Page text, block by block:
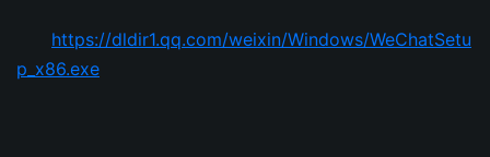
https://dldir1.qq.com/weixin/Windows/WeChatSetu
p_x86.exe